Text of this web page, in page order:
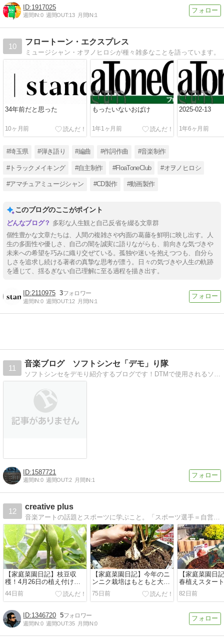
1917025
週間IN:0 週間OUT:13 月間IN:1
10
フロートーン・エクスプレス
ミュージシャン・オヲノヒロシが種々雑多なことを語っています。
34年前だと思った
10ヶ月前
もったいないおばけ
1年1ヶ月前
2025-02-13
1年6ヶ月前
#埼玉県 #弾き語り #編曲 #作詞作曲 #音楽制作
#トラックメイキング #自主制作 #FloaToneClub #オヲノヒロシ
#アマチュアミュージシャン #CD製作 #動画製作
このブログのここがポイント
多彩な人生観と自己反省を綴る文章群
個性豊かな文章たちは、人間の複雑さや内面の葛藤を鮮明に映し出す。人
生の多面性や優しさ、自己の闇を誠実に語りながらも、前向きな気づきや
未来への希望を巧みに織り交ぜている。孤独や迷いを抱えつつも、自分ら
しさを追求し続ける著者の真摯な思考が漂う。日々の気づきや人生の軌跡
を通じて、揺るぎない自己理解に至る過程を描き出す。
2110975 3
週間IN:0 週間OUT:12 月間IN:1
11
音楽ブログ ソフトシンセ「デモ」り隊
ソフトシンセをデモり紹介するブログです！DTMで使用されるソフトシンセをひたすらデモりまくり、つぶやくブログです。
1587721
週間IN:0 週間OUT:2 月間IN:1
12
creative plus
音楽アートの話題とスポーツに学ぶこと。「スポーツ選手＝自営業」と言う角度から自己マネージメントを考えます
【家庭菜園日記】枝豆収
穫！4月26日の植え付けか
ら54日、今年は当たり年だ
ったと思う
44日前
【家庭菜園日記】今年のニ
ンニク栽培はもともと大玉
種球だったけど、想像以上
にでかく育ってテンション
上がった
75日前
【家庭菜園日
春植えスター
ニトマトに加
カに初挑戦！
82日前
1346720 5
週間IN:0 週間OUT:35 月間IN:0